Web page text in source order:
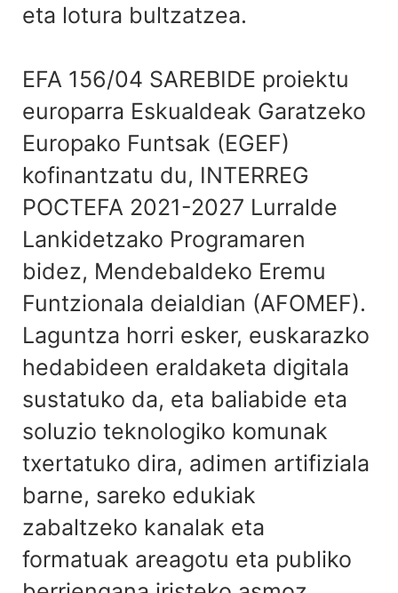
eta lotura bultzatzea.
EFA 156/04 SAREBIDE proiektu
europarra Eskualdeak Garatzeko
Europako Funtsak (EGEF)
kofinantzatu du, INTERREG
POCTEFA 2021-2027 Lurralde
Lankidetzako Programaren
bidez, Mendebaldeko Eremu
Funtzionala deialdian (AFOMEF).
Laguntza horri esker, euskarazko
hedabideen eraldaketa digitala
sustatuko da, eta baliabide eta
soluzio teknologiko komunak
txertatuko dira, adimen artifiziala
barne, sareko edukiak
zabaltzeko kanalak eta
formatuak areagotu eta publiko